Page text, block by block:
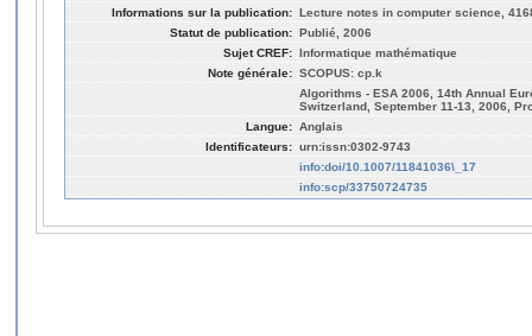
Informations sur la publication: Lecture notes in computer science,
Statut de publication: Publié, 2006
Sujet CREF: Informatique mathématique
Note générale: SCOPUS: cp.k
Algorithms - ESA 2006, 14th Annual
Switzerland, September 11-13, 2006,
Langue: Anglais
Identificateurs: urn:issn:0302-9743
info:doi/10.1007/11841036\_17
info:scp/33750724735